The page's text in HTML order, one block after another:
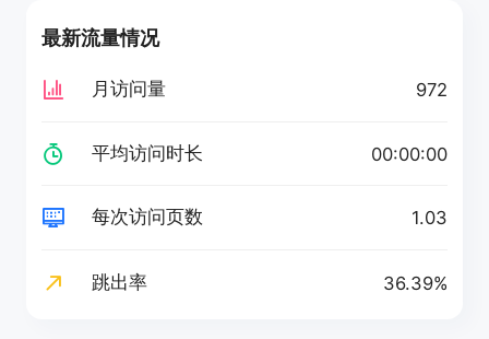
最新流量情况
月访问量 972
平均访问时长 00:00:00
每次访问页数 1.03
跳出率 36.39%